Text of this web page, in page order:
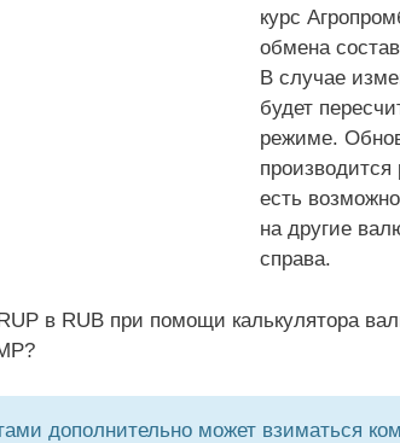
курс
обмена
В случае
будет
режиме.
производится
есть
на другие
справа.
в RUB при помощи калькулятора
дополнительно может взиматься